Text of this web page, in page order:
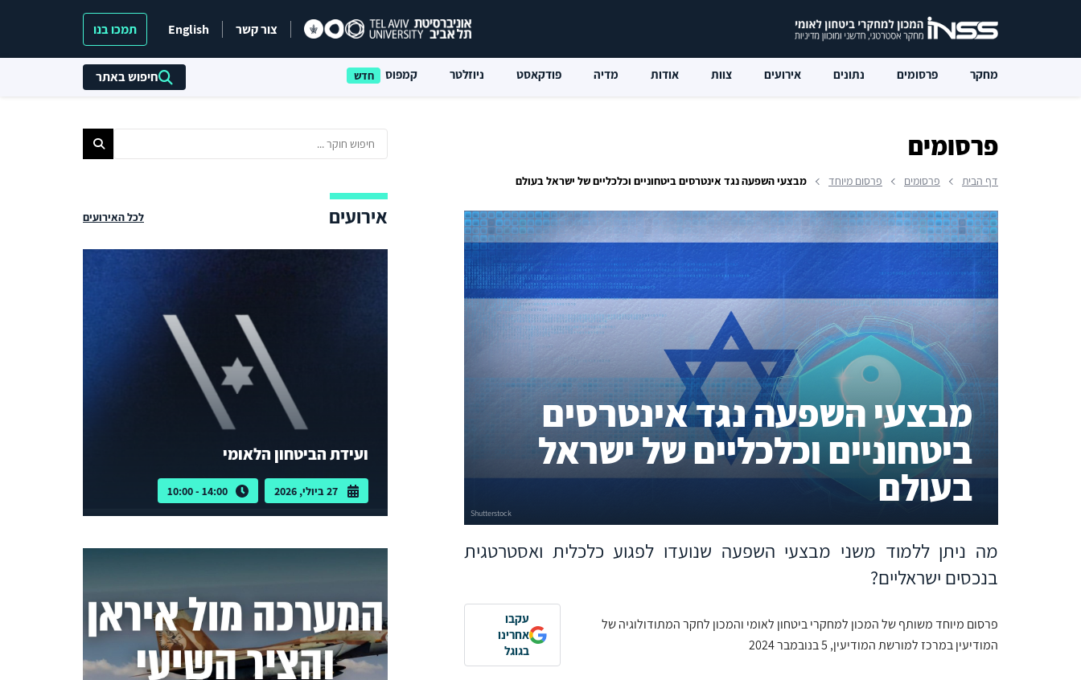
צור קשר English תמכו בנו
מחקר פרסומים נתונים אירועים צוות אודות מדיה פודקאסט ניוזלטר קמפוס חיפוש באתר
פרסומים
דף הבית פרסומים פרסום מיוחד מבצעי השפעה נגד אינטרסים ביטחוניים וכלכליים של ישראל בעולם
מבצעי השפעה נגד אינטרסים
ביטחוניים וכלכליים של ישראל
בעולם
מה ניתן ללמוד משני מבצעי השפעה שנועדו לפגוע כלכלית ואסטרטגית
בנכסים ישראליים?
פרסום מיוחד משותף של המכון למחקרי ביטחון לאומי והמכון לחקר המתודולוגיה של
המודיעין במרכז למורשת המודיעין, 5 בנובמבר 2024
עקבו
אחרינו
בגוגל
אירועים לכל האירועים
ועידת הביטחון הלאומי
27 ביולי, 2026 14:00 - 10:00